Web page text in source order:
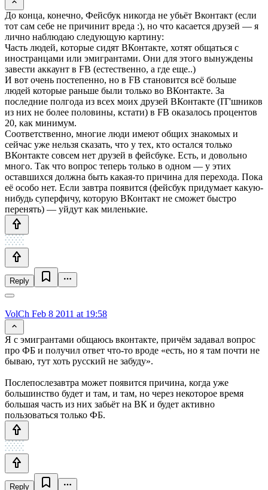
До конца, конечно, Фейсбук никогда не убьёт Вконтакт (если
тот сам себе не причинит вреда :), но что касается друзей — я
лично наблюдаю следующую картину:
Часть людей, которые сидят ВКонтакте, хотят общаться с
иностранцами или эмигрантами. Они для этого вынуждены
завести аккаунт в FB (естественно, а где еще..)
И вот очень постепенно, но в FB становится всё больше
людей которые раньше были только во ВКонтакте. За
последние полгода из всех моих друзей ВКонтакте (IT'шников
из них не более половины, кстати) в FB оказалось процентов
20, как минимум.
Соответственно, многие люди имеют общих знакомых и
сейчас уже нельзя сказать, что у тех, кто остался только
ВКонтакте совсем нет друзей в фейсбуке. Есть, и довольно
много. Так что вопрос теперь только в одном — у этих
оставшихся должна быть какая-то причина для перехода. Пока
её особо нет. Если завтра появится (фейсбук придумает какую-
нибудь суперфичу, которую ВКонтакт не сможет быстро
перенять) — уйдут как миленькие.
Reply
VolCh Feb 8 2011 at 19:58
Я с эмигрантами общаюсь вконтакте, причём задавал вопрос
про ФБ и получил ответ что-то вроде «есть, но я там почти не
бываю, тут хоть русский не забуду».
Послепослезавтра может появится причина, когда уже
большинство будет и там, и там, но через некоторое время
большая часть из них забьёт на ВК и будет активно
пользоваться только ФБ.
Reply